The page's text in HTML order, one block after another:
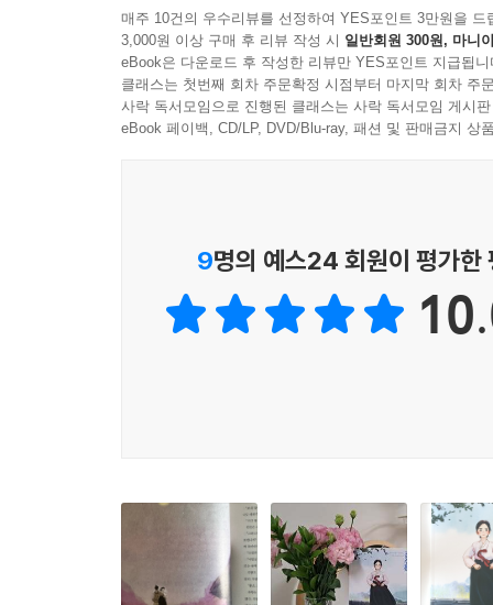
“여러분, 오늘 사장의 통보문 보셨지요? 지금 우
작업 시간은 더 늘리고 임금은 십칠 퍼센트 깎는
여러분 생각은 어떻습니까?”
“옳소!”
“더는 종노릇할 수 없어!”
도우며 독립운동 작전에 참여했어요. 주룡은 여자
하지만 남편은 주룡에게 집에 가 있으라고 했어요
아프다는 소식이 전해졌어요. 주룡은 서둘러 남
주룡을 경찰에 고발했어요. 감옥에 갇힌 주룡
주룡의 집안은 여전히 가난했고, 사람들은 주룡
가난한 살림은 나아지지 않았지요. 어느 날, 병
여공 파업단 주동자 강주룡
“임금 삭감을 철회할 때까지 우리 같이 투쟁합시다
매주 10건의 우수리뷰를 선정하여 YES포인트 3만원을 드
3,000원 이상 구매 후 리뷰 작성 시 일반회원 300원, 마니
eBook은 다운로드 후 작성한 리뷰만 YES포인트 지급됩니
클래스는 첫번째 회차 주문확정 시점부터 마지막 회차 주
사락 독서모임으로 진행된 클래스는 사락 독서모임 게시
eBook 페이백, CD/LP, DVD/Blu-ray, 패션 및 판매금지 상
9명의 예스24 회원이 평가한